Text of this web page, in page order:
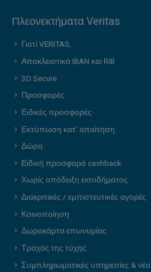
Πλεονεκτήματα Veritas
Γιατί VERITAS;
Αποκλειστικό IBAN και RIB
3D Secure
Προσφορές
Ειδικές προσφορές
Εκτύπωση κατ’ απαίτηση
Δώρα
Ειδική προσφορά cashback
Χωρίς απόδειξη εισοδήματος
Διακριτικές / εμπιστευτικές αγορές
Κοινοποίηση
Δωροκάρτα επωνυμίας
Τροχός της τύχης
Συμπληρωματικές υπηρεσίες & νέα